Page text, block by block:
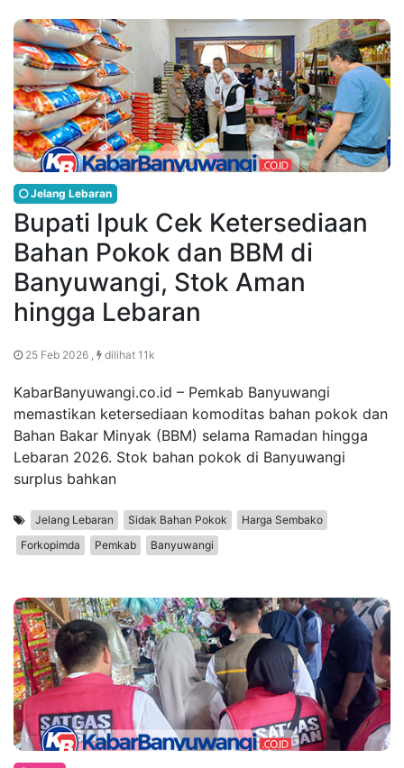
Jelang Lebaran
Bupati Ipuk Cek Ketersediaan
Bahan Pokok dan BBM di
Banyuwangi, Stok Aman
hingga Lebaran
25 Feb 2026 , dilihat 11k
KabarBanyuwangi.co.id – Pemkab Banyuwangi
memastikan ketersediaan komoditas bahan pokok dan
Bahan Bakar Minyak (BBM) selama Ramadan hingga
Lebaran 2026. Stok bahan pokok di Banyuwangi
surplus bahkan
Jelang Lebaran Sidak Bahan Pokok
Harga Sembako
Forkopimda
Pemkab Banyuwangi